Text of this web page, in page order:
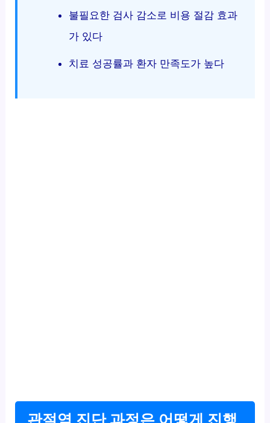
불필요한 검사 감소로 비용 절감 효과
가 있다
치료 성공률과 환자 만족도가 높다
관절염 진단 과정은 어떻게 진행